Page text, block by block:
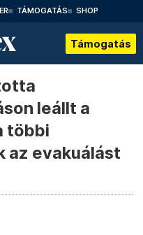
TÁMOGATÁS SHOP
Támogatás
leállt a
többi
az evakuálást